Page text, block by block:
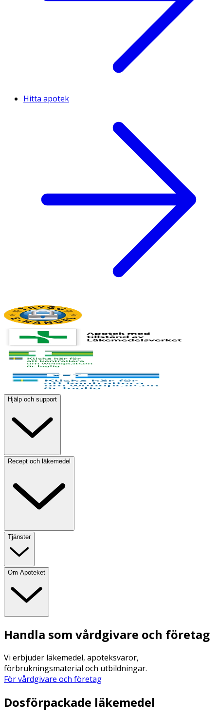
Hitta apotek
Hjälp och support
Recept och läkemedel
Tjänster
Om Apoteket
Handla som vårdgivare och företag
Vi erbjuder läkemedel, apoteksvaror,
förbrukningsmaterial och utbildningar.
För vårdgivare och företag
Dosförpackade läkemedel